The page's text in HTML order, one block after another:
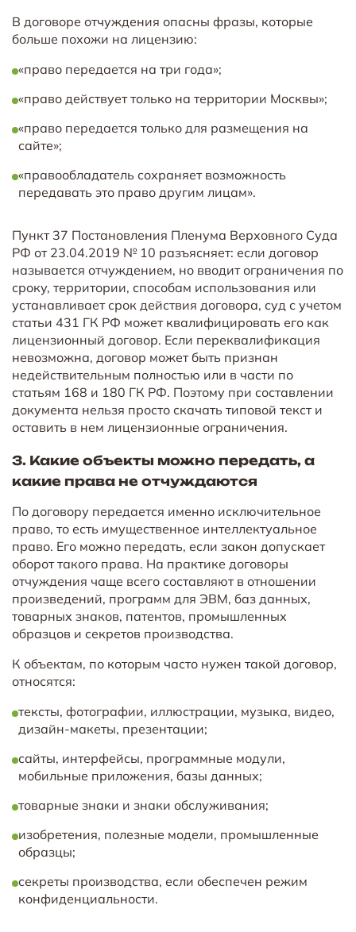
В договоре отчуждения опасны фразы, которые
больше похожи на лицензию:
«право передается на три года»;
«право действует только на территории Москвы»;
«право передается только для размещения на
сайте»;
«правообладатель сохраняет возможность
передавать это право другим лицам».
Пункт 37 Постановления Пленума Верховного Суда
РФ от 23.04.2019 № 10 разъясняет: если договор
называется отчуждением, но вводит ограничения по
сроку, территории, способам использования или
устанавливает срок действия договора, суд с учетом
статьи 431 ГК РФ может квалифицировать его как
лицензионный договор. Если переквалификация
невозможна, договор может быть признан
недействительным полностью или в части по
статьям 168 и 180 ГК РФ. Поэтому при составлении
документа нельзя просто скачать типовой текст и
оставить в нем лицензионные ограничения.
3. Какие объекты можно передать, а
какие права не отчуждаются
По договору передается именно исключительное
право, то есть имущественное интеллектуальное
право. Его можно передать, если закон допускает
оборот такого права. На практике договоры
отчуждения чаще всего составляют в отношении
произведений, программ для ЭВМ, баз данных,
товарных знаков, патентов, промышленных
образцов и секретов производства.
К объектам, по которым часто нужен такой договор,
относятся:
тексты, фотографии, иллюстрации, музыка, видео,
дизайн-макеты, презентации;
сайты, интерфейсы, программные модули,
мобильные приложения, базы данных;
товарные знаки и знаки обслуживания;
изобретения, полезные модели, промышленные
образцы;
секреты производства, если обеспечен режим
конфиденциальности.